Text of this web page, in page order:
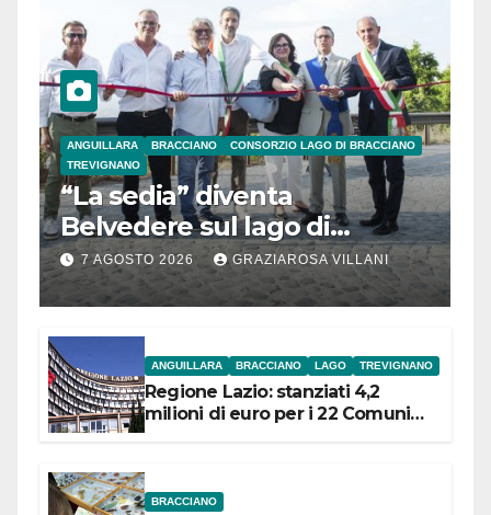
ANGUILLARA BRACCIANO
CONSORZIO LAGO DI BRACCIANO
TREVIGNANO
“La sedia” diventa
Belvedere sul lago di
Bracciano: ieri
l’inaugurazione
7 AGOSTO 2026 GRAZIAROSA VILLANI
ANGUILLARA BRACCIANO LAGO TREVIGNANO
Regione Lazio: stanziati 4,2
milioni di euro per i 22 Comuni
BRACCIANO